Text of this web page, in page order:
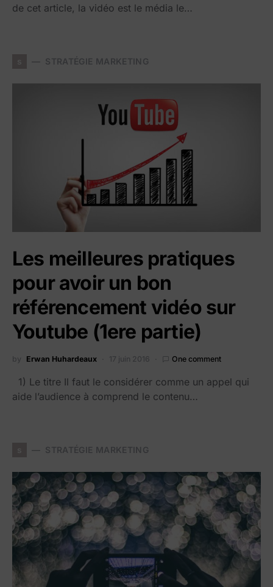
de cet article, la vidéo est le média le…
STRATÉGIE MARKETING
Les meilleures pratiques
pour avoir un bon
référencement vidéo sur
Youtube (1ere partie)
by Erwan Huhardeaux 17 juin 2016 One comment
1) Le titre Il faut le considérer comme un appel qui
aide l’audience à comprend le contenu…
STRATÉGIE MARKETING